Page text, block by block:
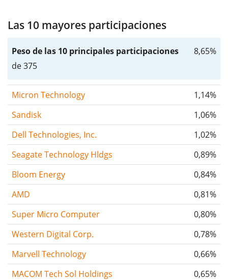
Las 10 mayores participaciones
Peso de las 10 principales participaciones
de 375
8,65%
Micron Technology
1,14%
Sandisk
1,06%
Dell Technologies, Inc.
1,02%
Seagate Technology Hldgs
0,89%
Bloom Energy
0,84%
AMD
0,81%
Super Micro Computer
0,80%
Western Digital Corp.
0,78%
Marvell Technology
0,66%
MACOM Tech Sol Holdings
0,65%